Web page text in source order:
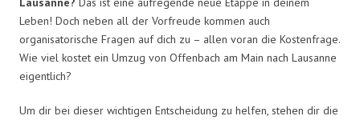
Leben! Doch neben all der Vorfreude kommen auch
organisatorische Fragen auf dich zu – allen voran die Kostenfrage.
Wie viel kostet ein Umzug von Offenbach am Main nach Lausanne
eigentlich?
Um dir bei dieser wichtigen Entscheidung zu helfen, stehen dir die